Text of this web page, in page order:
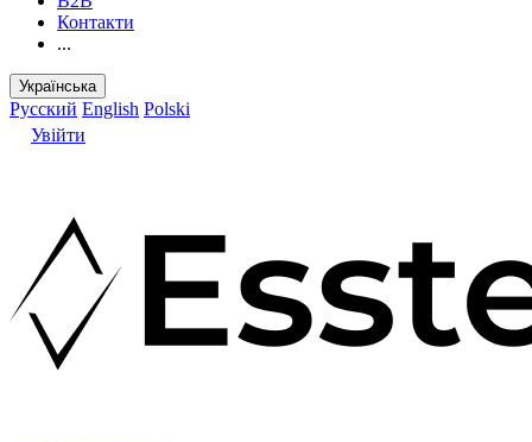
Контакти
...
Українська
Русский English Polski
Увійти